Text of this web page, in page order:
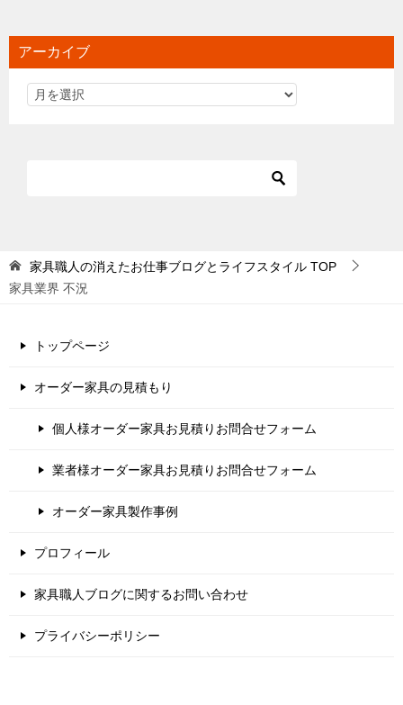
アーカイブ
家具職人の消えたお仕事ブログとライフスタイル TOP
家具業界 不況
トップページ
オーダー家具の見積もり
個人様オーダー家具お見積りお問合せフォーム
業者様オーダー家具お見積りお問合せフォーム
オーダー家具製作事例
プロフィール
家具職人ブログに関するお問い合わせ
プライバシーポリシー